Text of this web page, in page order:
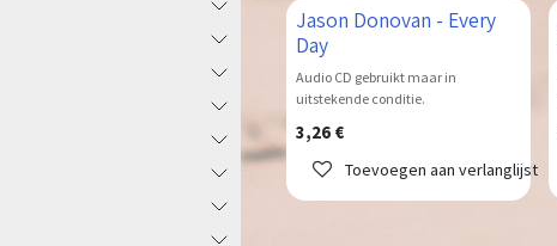
Jason Donovan - Every
Day
Audio CD gebruikt maar in
uitstekende conditie.
3,26 €
Toevoegen aan verlanglijst